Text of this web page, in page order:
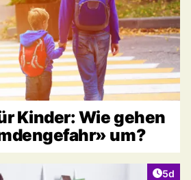
Kinder: Wie gehen
um?
5d